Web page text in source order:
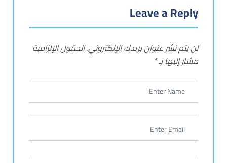
Leave a Reply
لن يتم نشر عنوان بريدك الإلكتروني.الحقول الإلزامية
مشار إليها بـ*